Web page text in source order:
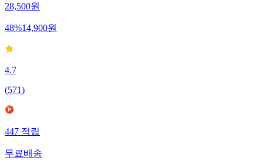
28,500원
48%14,900원
4.7
(571)
447 적립
무료배송